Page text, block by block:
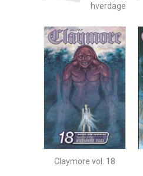
hverdage
Claymore vol. 18